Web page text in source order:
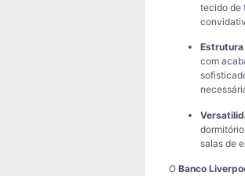
tecido de
Estrutura
com
salas de
O Banco